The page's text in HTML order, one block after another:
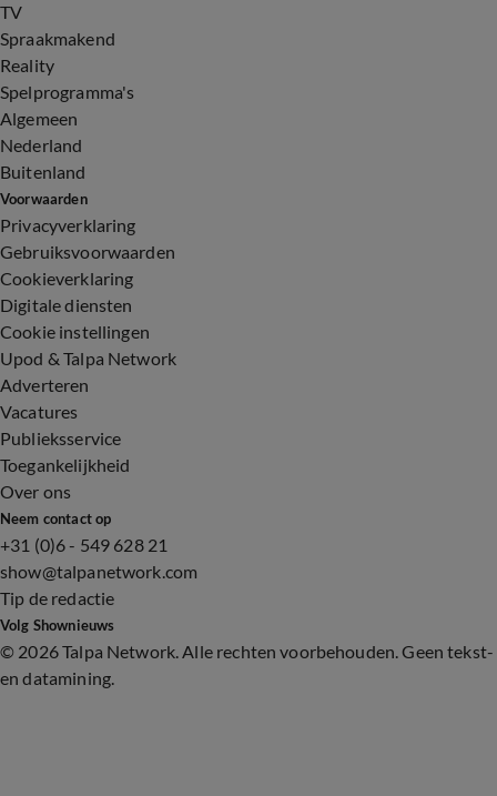
TV
Spraakmakend
Reality
Spelprogramma's
Algemeen
Nederland
Buitenland
Voorwaarden
Privacyverklaring
Gebruiksvoorwaarden
Cookieverklaring
Digitale diensten
Cookie instellingen
Upod & Talpa Network
Adverteren
Vacatures
Publieksservice
Toegankelijkheid
Over ons
Neem contact op
+31 (0)6 - 549 628 21
show@talpanetwork.com
Tip de redactie
Volg Shownieuws
© 2026 Talpa Network. Alle rechten voorbehouden. Geen tekst-
en datamining.